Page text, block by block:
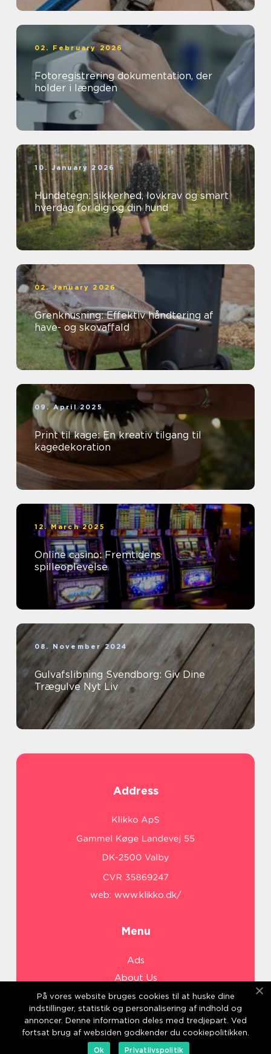
02. February 2026
Fotoregistrering dokumentation, der
holder i længden
10. January 2026
Hundetegn: sikkerhed, lovkrav og smart
hverdag for dig og din hund
02. January 2026
Grenknusning: Effektiv håndtering af
have- og skovaffald
09. April 2025
Print til kage: En kreativ tilgang til
kagedekoration
12. March 2025
Online casino: Fremtidens
spilleoplevelse
08. November 2024
Gulvafslibning Svendborg: Giv Dine
Trægulve Nyt Liv
Address
web: www.klikko.dk/
Menu
Ads
About Us
Cookies
Contact
Sitemap
På vores website bruges cookies til at huske dine
indstillinger, statistik og personalisering af indhold og
annoncer. Denne information deles med tredjepart. Ved
fortsat brug af websiden godkender du cookiepolitikken.
Ok
Privatlivspolitik